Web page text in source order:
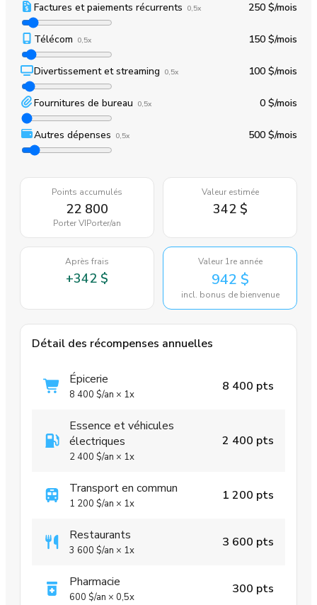
Factures et paiements récurrents 0,5x 250 $/mois
Télécom 0,5x 150 $/mois
Divertissement et streaming 0,5x 100 $/mois
Fournitures de bureau 0,5x 0 $/mois
Autres dépenses 0,5x 500 $/mois
Points accumulés
22 800
Porter VIPorter/an
Valeur estimée
342 $
Après frais
+342 $
Valeur 1re année
942 $
incl. bonus de bienvenue
Détail des récompenses annuelles
Épicerie
8 400 $/an × 1x
8 400 pts
Essence et véhicules
électriques
2 400 $/an × 1x
2 400 pts
Transport en commun
1 200 $/an × 1x
1 200 pts
Restaurants
3 600 $/an × 1x
3 600 pts
Pharmacie
600 $/an × 0,5x
300 pts